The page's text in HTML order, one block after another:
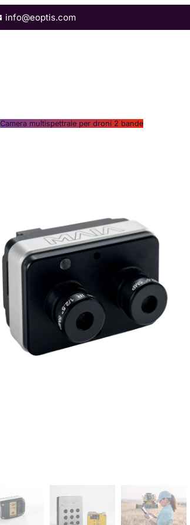
info@eoptis.com
Camera multispettrale per droni 2 bande